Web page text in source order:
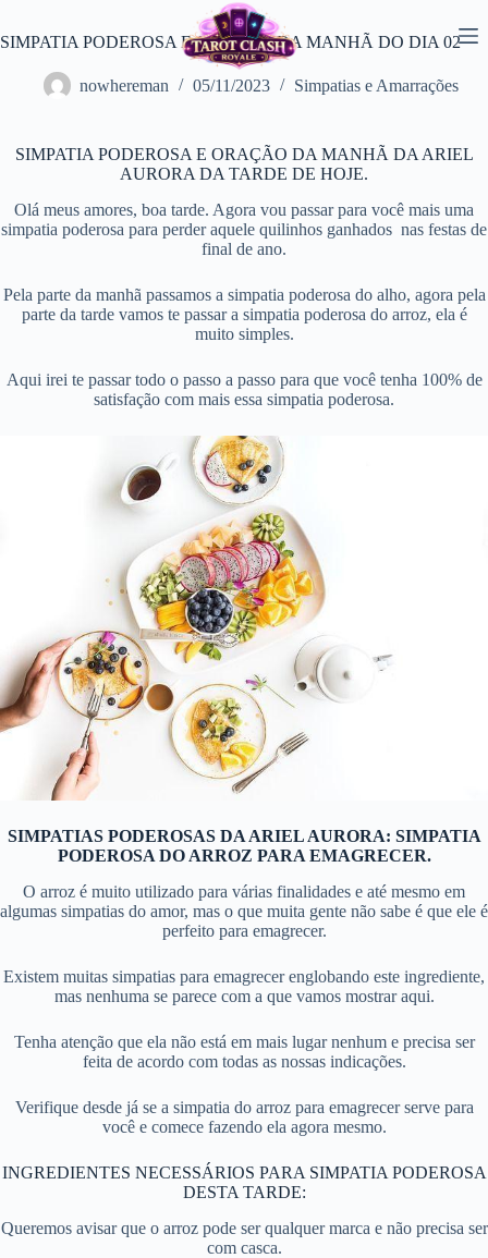
oSIMPATIA PODEROSA E ORAÇÃO DA MANHÃ DO DIA 02
nowhereman 05/11/2023 Simpatias e Amarrações
SIMPATIA PODEROSA E ORAÇÃO DA MANHÃ DA ARIEL
AURORA DA TARDE DE HOJE.
Olá meus amores, boa tarde. Agora vou passar para você mais uma
simpatia poderosa para perder aquele quilinhos ganhados nas festas de
final de ano.
Pela parte da manhã passamos a simpatia poderosa do alho, agora pela
parte da tarde vamos te passar a simpatia poderosa do arroz, ela é
muito simples.
Aqui irei te passar todo o passo a passo para que você tenha 100% de
satisfação com mais essa simpatia poderosa.
SIMPATIAS PODEROSAS DA ARIEL AURORA: SIMPATIA
PODEROSA DO ARROZ PARA EMAGRECER.
O arroz é muito utilizado para várias finalidades e até mesmo em
algumas simpatias do amor, mas o que muita gente não sabe é que ele é
perfeito para emagrecer.
Existem muitas simpatias para emagrecer englobando este ingrediente,
mas nenhuma se parece com a que vamos mostrar aqui.
Tenha atenção que ela não está em mais lugar nenhum e precisa ser
feita de acordo com todas as nossas indicações.
Verifique desde já se a simpatia do arroz para emagrecer serve para
você e comece fazendo ela agora mesmo.
INGREDIENTES NECESSÁRIOS PARA SIMPATIA PODEROSA
DESTA TARDE:
Queremos avisar que o arroz pode ser qualquer marca e não precisa ser
com casca.